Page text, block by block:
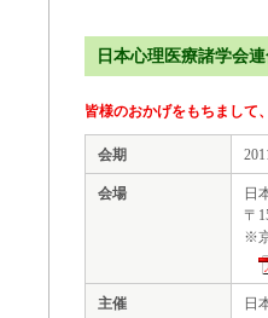
日本心理医療諸学会
皆様のおかげをもちまして
会期
会場
日
〒
※
主催 日